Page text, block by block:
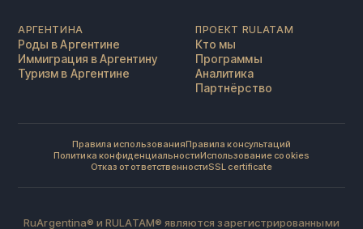
АРГЕНТИНА
Роды в Аргентине
Иммиграция в Аргентину
Туризм в Аргентине
ПРОЕКТ RULATAM
Кто мы
Программы
Аналитика
Партнёрство
Правила использованияПравила консультаций
Политика конфиденциальностиИспользование cookies
Отказ от ответственностиSSL certificate
RuArgentina® и RULATAM® являются зарегистрированными